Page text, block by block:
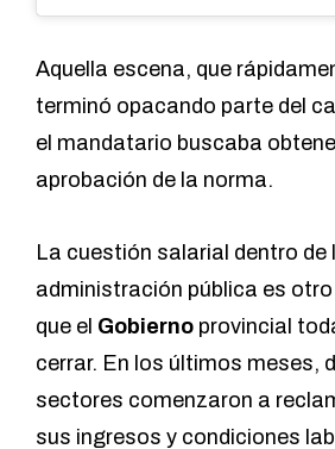
Aquella escena, que
terminó opacando parte del
el mandatario buscaba
aprobación de la norma.
La cuestión salarial dentro de
administración pública es
que el Gobierno provincial
cerrar. En los últimos meses,
sectores comenzaron a
sus ingresos y condiciones